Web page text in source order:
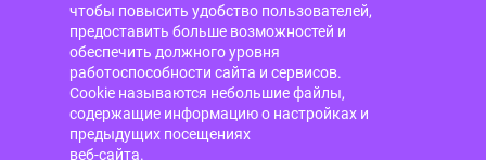
чтобы повысить удобство пользователей,
предоставить больше возможностей и
обеспечить должного уровня
работоспособности сайта и сервисов.
Cookie называются небольшие файлы,
содержащие информацию о настройках и
предыдущих посещениях
веб-сайта.